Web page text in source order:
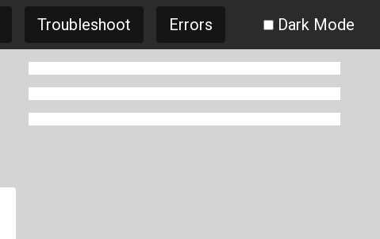
Troubleshoot Errors Dark Mode